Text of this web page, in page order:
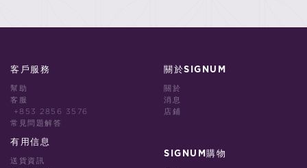
客戶服務
幫助
客服
+853 2856 3576
常見問題解答
有用信息
送貨資訊
關於SIGNUM
關於
消息
店鋪
SIGNUM購物